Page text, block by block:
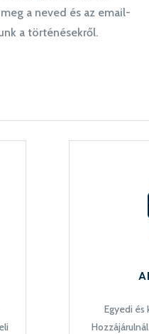
a neved és az email-
a történésekről.
Egyedi és